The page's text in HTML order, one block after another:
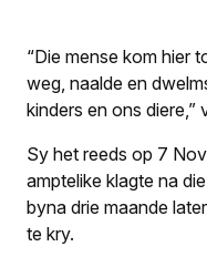
“Die mense kom hier
weg, naalde en
kinders en ons diere,”
Sy het reeds op 7
amptelike klagte na
byna drie maande
te kry.